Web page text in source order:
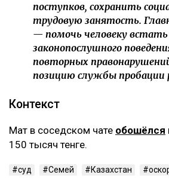
поступков, сохранить
трудовую занятость.
— помочь человеку
законопослушного
повторных
позицию службы пробации
Контекст
Мат в соседском чате обошёлся
150 тысяч тенге.
суд Семей Казахстан